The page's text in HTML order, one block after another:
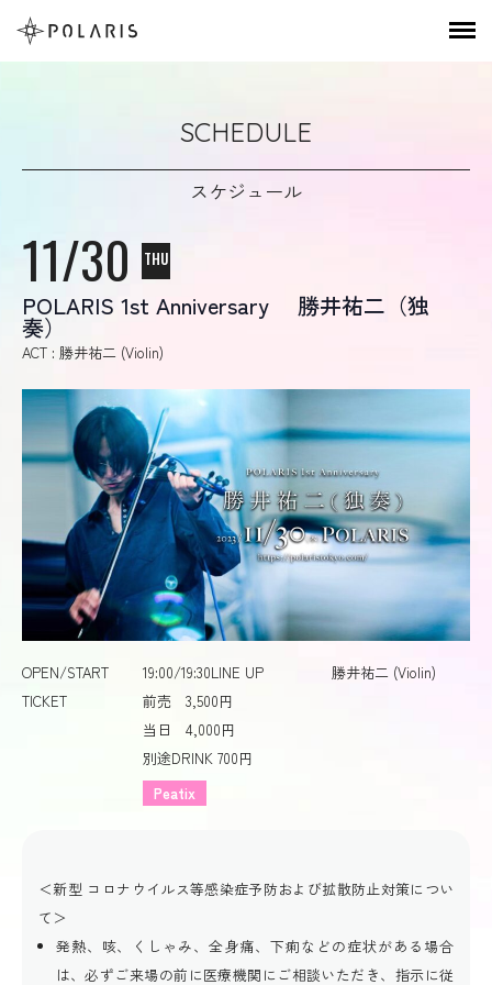
SCHEDULE
スケジュール
11/30 THU
POLARIS 1st Anniversary 勝井祐二（独
奏）
ACT : 勝井祐二 (Violin)
OPEN/START 19:00/19:30LINE UP
勝井祐二 (Violin)
TICKET
前売 3,500円
当日 4,000円
別途DRINK 700円
Peatix
＜新型 コロナウイルス等感染症予防および拡散防止対策につい
て＞
発熱、咳、くしゃみ、全身痛、下痢などの症状がある場合
は、必ずご来場の前に医療機関にご相談いただき、指示に従